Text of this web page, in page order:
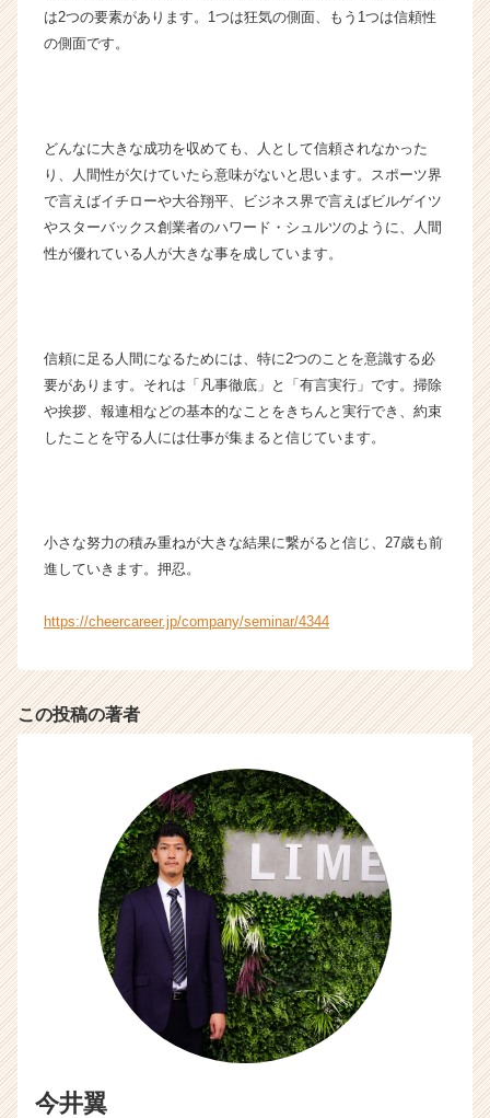
ャ
e
r
C
a
e
は2つの要素があります。1つは狂気の側面、もう1つは信頼性
の側面です。
どんなに大きな成功を収めても、人として信頼されなかった
り、人間性が欠けていたら意味がないと思います。スポーツ界
で言えばイチローや大谷翔平、ビジネス界で言えばビルゲイツ
やスターバックス創業者のハワード・シュルツのように、人間
性が優れている人が大きな事を成しています。
信頼に足る人間になるためには、特に2つのことを意識する必
要があります。それは「凡事徹底」と「有言実行」です。掃除
や挨拶、報連相などの基本的なことをきちんと実行でき、約束
したことを守る人には仕事が集まると信じています。
小さな努力の積み重ねが大きな結果に繋がると信じ、27歳も前
進していきます。押忍。
https://cheercareer.jp/company/seminar/4344
この投稿の著者
今井翼